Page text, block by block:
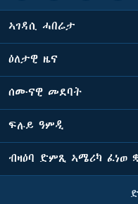
ኣገዳሲ ሓበሬታ
ዕለታዊ ዜና
ሰሙናዊ መደባት
ፍሉይ ዓምዲ
ብዛዕባ ድምጺ ኣሜሪካ ፈነወ